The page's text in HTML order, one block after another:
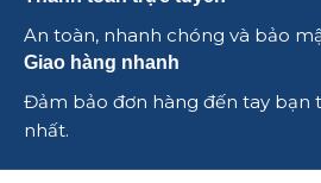
An toàn, nhanh chóng và bảo
Giao hàng nhanh
Đảm bảo đơn hàng đến tay bạn
nhất.